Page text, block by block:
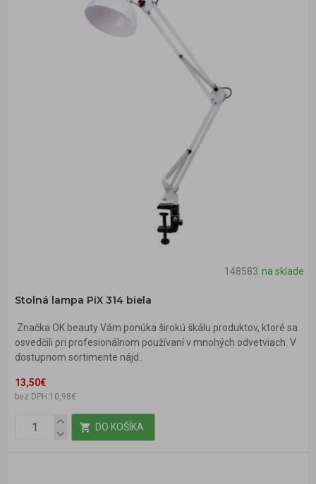
148583 na sklade
Stolná lampa PiX 314 biela
Značka OK beauty Vám ponúka širokú škálu produktov, ktoré sa
osvedčili pri profesionálnom používaní v mnohých odvetviach. V
dostupnom sortimente nájd..
13,50€
bez DPH:10,98€
DO KOŠÍKA